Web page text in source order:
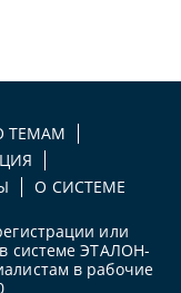
ТЕМАМ
О СИСТЕМЕ
или
системе ЭТАЛОН-
в рабочие